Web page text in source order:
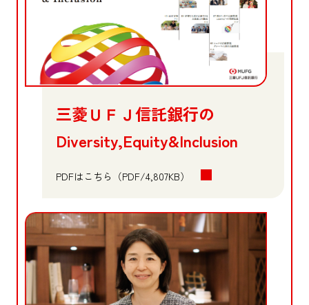
三菱ＵＦＪ信託銀行の
Diversity,Equity&Inclusion
PDFはこちら（PDF/4,807KB）